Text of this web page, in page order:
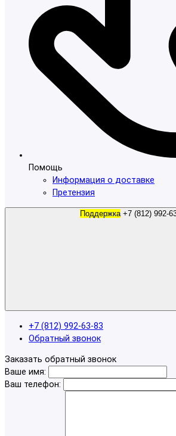
Помощь
Информация о доставке
Претензия
Поддержка
+7 (812) 992-63-83
Обратный звонок
Заказать обратный звонок
Ваше имя:
Ваш телефон: